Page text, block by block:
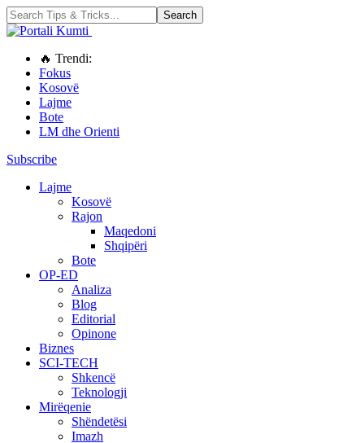
🔥 Trendi:
Fokus
Kosovë
Lajme
Bote
LM dhe Orienti
Subscribe
Lajme
Kosovë
Rajon
Maqedoni
Shqipëri
Bote
OP-ED
Analiza
Blog
Editorial
Opinone
Biznes
SCI-TECH
Shkencë
Teknologji
Mirëqenie
Shëndetësi
Imazh